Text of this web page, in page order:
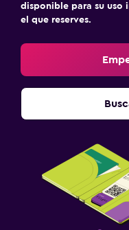
disponible para su uso
el que reserves.